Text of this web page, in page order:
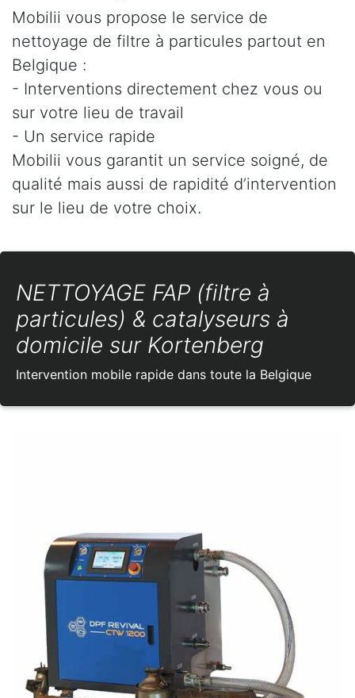
Mobilii vous propose le service de
nettoyage de filtre à particules partout en
Belgique :
- Interventions directement chez vous ou
sur votre lieu de travail
- Un service rapide
Mobilii vous garantit un service soigné, de
qualité mais aussi de rapidité d’intervention
sur le lieu de votre choix.
NETTOYAGE FAP (filtre à
particules) & catalyseurs à
domicile sur Kortenberg
Intervention mobile rapide dans toute la Belgique